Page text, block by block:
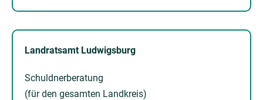
Landratsamt Ludwigsburg
Schuldnerberatung
(für den gesamten Landkreis)